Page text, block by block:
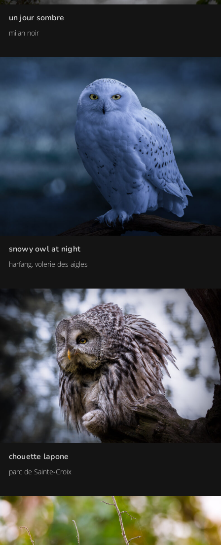
un jour sombre
milan noir
snowy owl at night
harfang, volerie des aigles
chouette lapone
parc de Sainte-Croix